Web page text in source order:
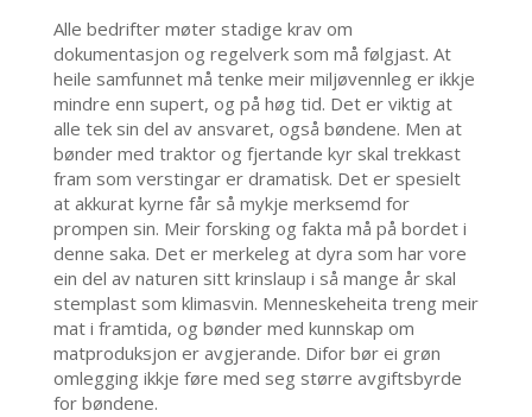
Alle bedrifter møter stadige krav om
dokumentasjon og regelverk som må følgjast. At
heile samfunnet må tenke meir miljøvennleg er ikkje
mindre enn supert, og på høg tid. Det er viktig at
alle tek sin del av ansvaret, også bøndene. Men at
bønder med traktor og fjertande kyr skal trekkast
fram som verstingar er dramatisk. Det er spesielt
at akkurat kyrne får så mykje merksemd for
prompen sin. Meir forsking og fakta må på bordet i
denne saka. Det er merkeleg at dyra som har vore
ein del av naturen sitt krinslaup i så mange år skal
stemplast som klimasvin. Menneskeheita treng meir
mat i framtida, og bønder med kunnskap om
matproduksjon er avgjerande. Difor bør ei grøn
omlegging ikkje føre med seg større avgiftsbyrde
for bøndene.